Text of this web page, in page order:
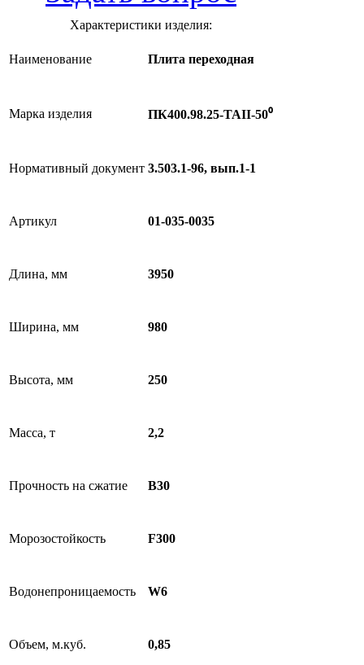
Характеристики изделия:
Наименование Плита переходная
Марка изделия ПК400.98.25-ТАII-50⁰
Нормативный документ 3.503.1-96, вып.1-1
Артикул 01-035-0035
Длина, мм 3950
Ширина, мм 980
Высота, мм 250
Масса, т 2,2
Прочность на сжатие B30
Морозостойкость F300
Водонепроницаемость W6
Объем, м.куб. 0,85